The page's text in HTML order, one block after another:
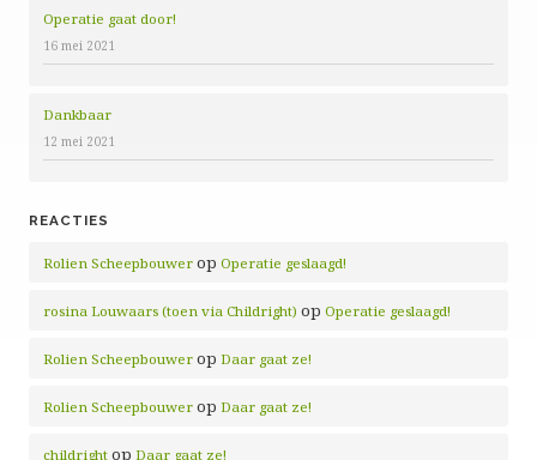
Operatie gaat door!
16 mei 2021
Dankbaar
12 mei 2021
REACTIES
Rolien Scheepbouwer op Operatie geslaagd!
rosina Louwaars (toen via Childright) op Operatie geslaagd!
Rolien Scheepbouwer op Daar gaat ze!
Rolien Scheepbouwer op Daar gaat ze!
childright op Daar gaat ze!